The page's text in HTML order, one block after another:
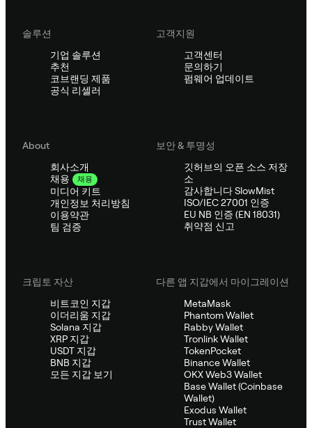
솔루션
기업 솔루션
추천
코브랜딩 제품
공식 리셀러
고객지원
고객센터
문의하기
펌웨어 업데이트
About
회사소개
채용
채용
미디어 키트
개인정보 처리방침
이용약관
팀 검증
보안 & 투명성
깃허브의 오픈 소스 저장
소
감사합니다 SlowMist
ISO/IEC 27001 인증
EU NB 인증 (EN 18031)
취약점 신고
크립토 자산
비트코인 지갑
이더리움 지갑
Solana 지갑
XRP 지갑
USDT 지갑
BNB 지갑
모든 지갑 보기
다른 앱 지갑에서 마이그레이션
MetaMask
Phantom Wallet
Rabby Wallet
Tronlink Wallet
TokenPocket
Binance Wallet
OKX Web3 Wallet
Base Wallet (Coinbase
Wallet)
Exodus Wallet
Trust Wallet